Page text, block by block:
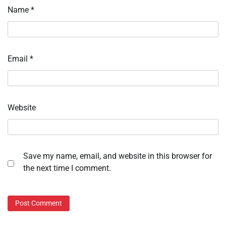
Name *
Email *
Website
Save my name, email, and website in this browser for
the next time I comment.